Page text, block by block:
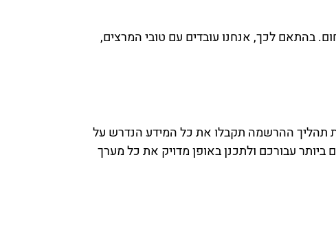
בהתאם לכך, אנחנו עובדים עם טובי המרצים,
תהליך ההרשמה תקבלו את כל המידע הנדרש על
עבורכם ולתכנן באופן מדויק את כל מערך